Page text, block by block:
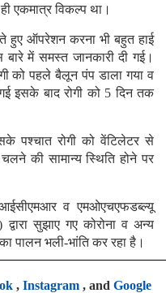
एकमात्र विकल्प था।
हुए ऑपरेशन करना भी बहुत हाई
में समस्त जानकारी दी गई।
को पहले बैलून पंप डाला गया व
इसके बाद रोगी को 5 दिन तक
पश्चात रोगी को वेंटिलेटर से
की सामान्य स्थिति होने पर
आईसीएमआर व एमओएचएफडब्ल्यू
सुझाए गए कोरोना व अन्य
पालन भली-भांति कर रहा है।
, Instagram, and Google